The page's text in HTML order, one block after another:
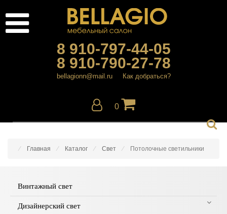
8 910-797-44-05
8 910-790-27-78
bellagionn@mail.ru Как добраться?
0
Главная Каталог Свет Потолочные светильники
Винтажный свет
Дизайнерский свет